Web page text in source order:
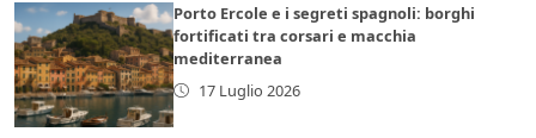
Porto Ercole e i segreti spagnoli: borghi
fortificati tra corsari e macchia
mediterranea
17 Luglio 2026